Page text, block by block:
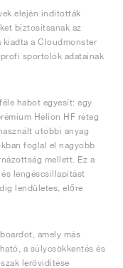
elején indították
biztosítsanak az
a Cloudmonster
sportolók adatainak
habot egyesít: egy
Helion HF réteg
utóbbi anyag
foglal el nagyobb
mellett. Ez a
lengéscsillapítást
lendületes, előre
amely más
a súlycsökkentés és
lerövidítése